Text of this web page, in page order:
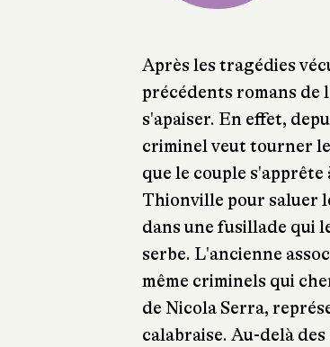
Après les tragédies
précédents romans de
s'apaiser. En effet,
criminel veut tourner
que le couple
Thionville pour saluer
dans une fusillade qui
serbe. L'ancienne
même criminels qui
de Nicola Serra,
calabraise. Au-delà